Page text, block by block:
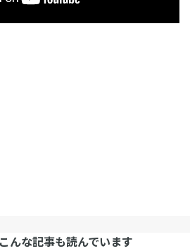
んな記事も読んでいます